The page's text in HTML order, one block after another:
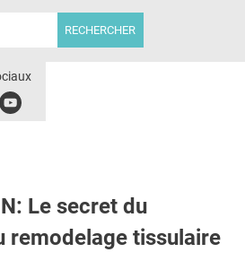
Youbute
Le secret du
remodelage tissulaire